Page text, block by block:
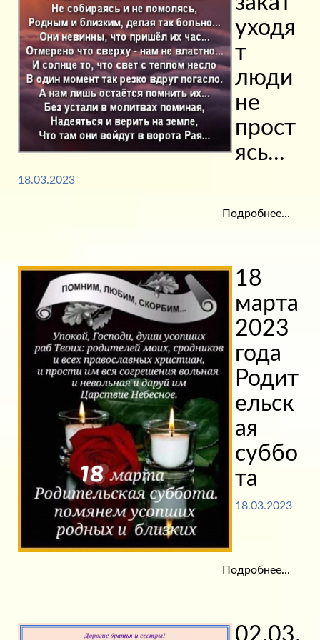
уходя
т
люди
не
прост
ясь...
18.03.2023
Подробнее...
18
марта
2023
года
Родит
ельск
ая
суббо
та
18.03.2023
Подробнее...
02.03.